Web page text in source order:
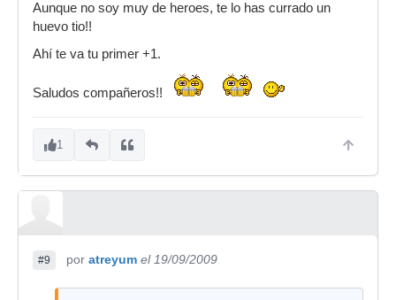
-overdrive
Para heroe de leyenda creo que iria bien un
overdrive suave, yo uso un poco de "blackface",
fuerte como los que tiene en sus punteos. Eso si,
los agudos y graves, deja un poco mas alto los
Aunque no soy muy de heroes, te lo has currado un
huevo tio!!
Ahí te va tu primer +1.
Saludos compañeros!!
1
#9 por atreyum el 19/09/2009